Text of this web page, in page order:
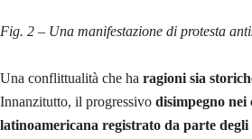
Fig. 2 – Una manifestazione di protesta
Una conflittualità che ha ragioni sia
Innanzitutto, il progressivo disimpegno nei
latinoamericana registrato da parte